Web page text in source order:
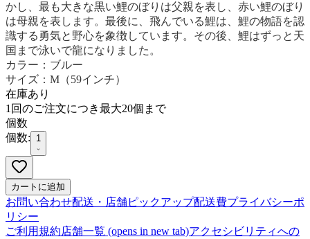
かし、最も大きな黒い鯉のぼりは父親を表し、赤い鯉のぼり
は母親を表します。最後に、飛んでいる鯉は、鯉の物語を認
識する勇気と野心を象徴しています。その後、鯉はずっと天
国まで泳いで龍になりました。
カラー：ブルー
サイズ：M（59インチ）
在庫あり
1回のご注文につき最大20個まで
個数
個数:
1
カートに追加
お問い合わせ配送・店舗ピックアップ配送費プライバシーポ
リシー
ご利用規約店舗一覧 (opens in new tab)アクセシビリティへの